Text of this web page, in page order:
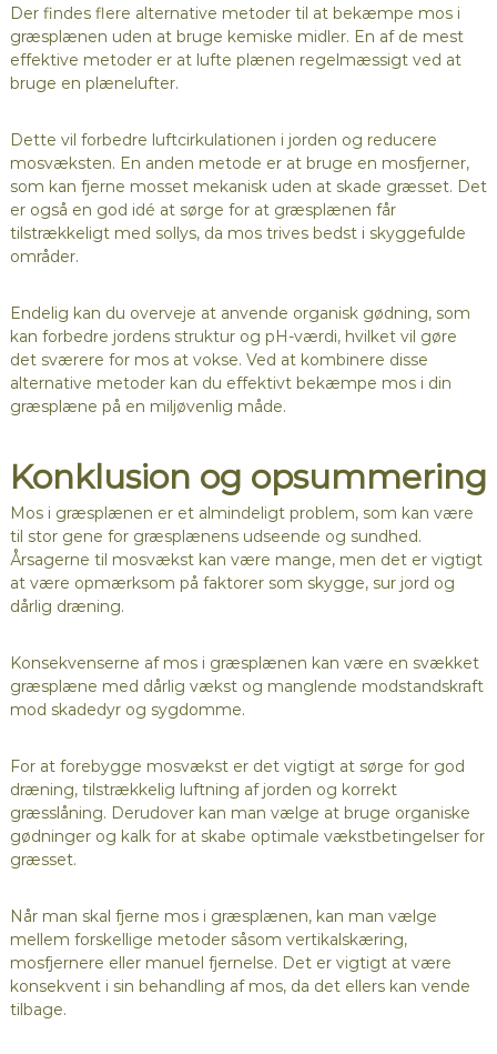
Der findes flere alternative metoder til at bekæmpe mos i
græsplænen uden at bruge kemiske midler. En af de mest
effektive metoder er at lufte plænen regelmæssigt ved at
bruge en plænelufter.
Dette vil forbedre luftcirkulationen i jorden og reducere
mosvæksten. En anden metode er at bruge en mosfjerner,
som kan fjerne mosset mekanisk uden at skade græsset. Det
er også en god idé at sørge for at græsplænen får
tilstrækkeligt med sollys, da mos trives bedst i skyggefulde
områder.
Endelig kan du overveje at anvende organisk gødning, som
kan forbedre jordens struktur og pH-værdi, hvilket vil gøre
det sværere for mos at vokse. Ved at kombinere disse
alternative metoder kan du effektivt bekæmpe mos i din
græsplæne på en miljøvenlig måde.
Konklusion og opsummering
Mos i græsplænen er et almindeligt problem, som kan være
til stor gene for græsplænens udseende og sundhed.
Årsagerne til mosvækst kan være mange, men det er vigtigt
at være opmærksom på faktorer som skygge, sur jord og
dårlig dræning.
Konsekvenserne af mos i græsplænen kan være en svækket
græsplæne med dårlig vækst og manglende modstandskraft
mod skadedyr og sygdomme.
For at forebygge mosvækst er det vigtigt at sørge for god
dræning, tilstrækkelig luftning af jorden og korrekt
græsslåning. Derudover kan man vælge at bruge organiske
gødninger og kalk for at skabe optimale vækstbetingelser for
græsset.
Når man skal fjerne mos i græsplænen, kan man vælge
mellem forskellige metoder såsom vertikalskæring,
mosfjernere eller manuel fjernelse. Det er vigtigt at være
konsekvent i sin behandling af mos, da det ellers kan vende
tilbage.